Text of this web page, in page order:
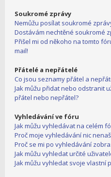
Soukromé zprávy
Nemůžu posílat soukromé
Dostávám nechtěné soukromé
Přišel mi od někoho na tomto
mail!
Přátelé a nepřátelé
Co jsou seznamy přátel a
Jak můžu přidat nebo odstranit
přátel nebo nepřátel?
Vyhledávání ve fóru
Jak můžu vyhledávat na celém
Proč moje vyhledávání nic
Proč se mi po vyhledávání
Jak můžu vyhledat určité
Jak můžu vyhledat svoje vlastní